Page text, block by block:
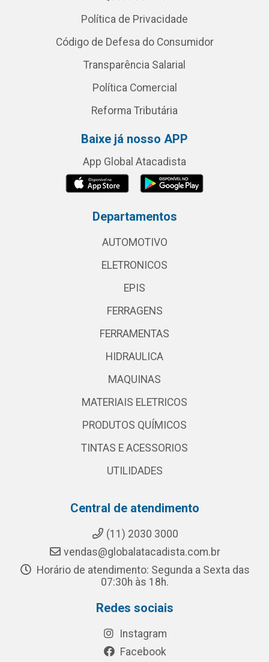
Política de Privacidade
Código de Defesa do Consumidor
Transparência Salarial
Política Comercial
Reforma Tributária
Baixe já nosso APP
App Global Atacadista
Departamentos
AUTOMOTIVO
ELETRONICOS
EPIS
FERRAGENS
FERRAMENTAS
HIDRAULICA
MAQUINAS
MATERIAIS ELETRICOS
PRODUTOS QUÍMICOS
TINTAS E ACESSORIOS
UTILIDADES
Central de atendimento
(11) 2030 3000
vendas@globalatacadista.com.br
Horário de atendimento: Segunda a Sexta das
07:30h às 18h.
Redes sociais
Instagram
Facebook